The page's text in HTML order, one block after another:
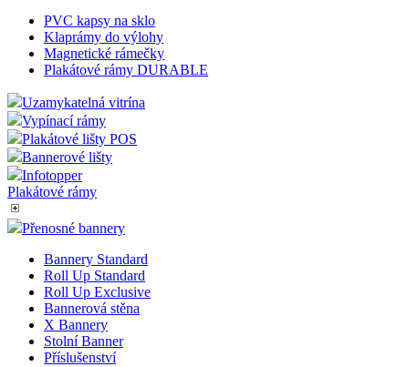
PVC kapsy na sklo
Klaprámy do výlohy
Magnetické rámečky
Plakátové rámy DURABLE
Uzamykatelná vitrína
Vypínací rámy
Plakátové lišty POS
Bannerové lišty
Infotopper
Plakátové rámy
Přenosné bannery
Bannery Standard
Roll Up Standard
Roll Up Exclusive
Bannerová stěna
X Bannery
Stolní Banner
Příslušenství